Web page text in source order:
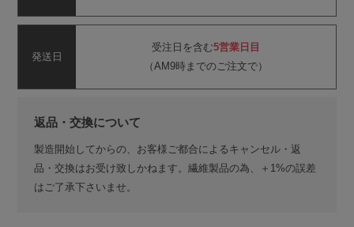
発送日
受注日を含む5営業日目
（AM9時までのご注文で）
返品・交換について
製造開始してからの、お客様ご都合によるキャンセル・返
品・交換はお受け致しかねます。繊維製品の為、＋1%の誤差
はご了承下さいませ。